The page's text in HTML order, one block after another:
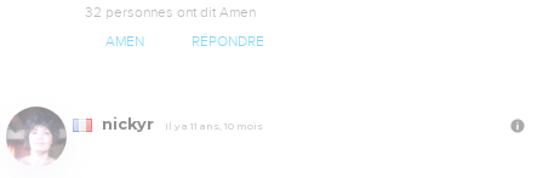
32 personnes ont dit Amen
AMEN RÉPONDRE
nickyr Il y a 11 ans, 10 mois